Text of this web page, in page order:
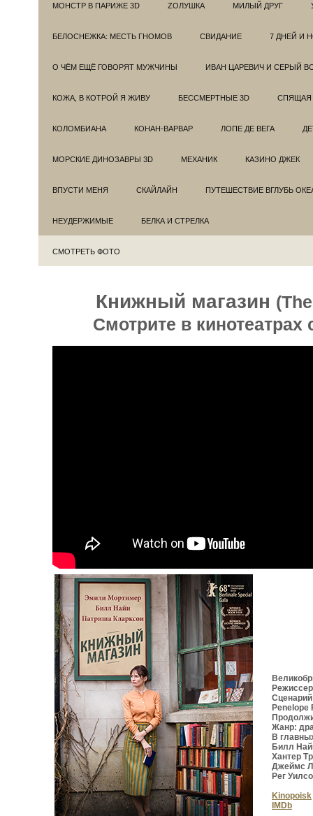
МОНСТР В ПАРИЖЕ 3D ZОЛУШКА МИЛЫЙ ДРУГ
БЕЛОСНЕЖКА: МЕСТЬ ГНОМОВ СВИДАНИЕ 7 ДНЕЙ И
О ЧЁМ ЕЩЁ ГОВОРЯТ МУЖЧИНЫ ИВАН ЦАРЕВИЧ И СЕРЫЙ
КОЖА, В КОТРОЙ Я ЖИВУ БЕССМЕРТНЫЕ 3D СПЯЩАЯ
КОЛОМБИАНА КОНАН-ВАРВАР ЛОПЕ ДЕ ВЕГА
МОРСКИЕ ДИНОЗАВРЫ 3D МЕХАНИК КАЗИНО ДЖЕК
ВПУСТИ МЕНЯ СКАЙЛАЙН ПУТЕШЕСТВИЕ ВГЛУБЬ
НЕУДЕРЖИМЫЕ БЕЛКА И СТРЕЛКА
СМОТРЕТЬ ФОТО
Книжный магазин
Смотрите в кинотеатрах
Penelope
Жанр:
В
Билл
Хантер
Джеймс
Рег
Kinopoisk
IMDb